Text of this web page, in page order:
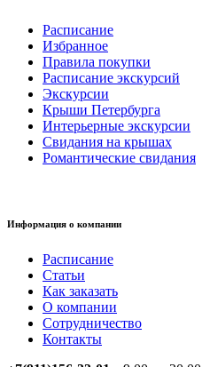
Расписание
Избранное
Правила покупки
Расписание экскурсий
Экскурсии
Крыши Петербурга
Интерьерные экскурсии
Свидания на крышах
Романтические свидания
Информация о компании
Расписание
Статьи
Как заказать
О компании
Сотрудничество
Контакты